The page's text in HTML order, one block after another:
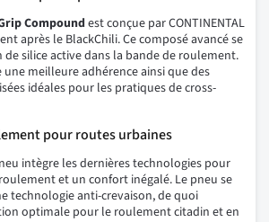
Compoundest conçue par CONTINENTAL
après le BlackChili. Ce composé avancé se
de silice active dans la bande de roulement.
meilleure adhérence ainsi que des
idéales pour les pratiques de cross-
pour routes urbaines
intègre les dernières technologies pour
et un confort inégalé. Le pneu se
technologie anti-crevaison, de quoi
optimale pour le roulement citadin et en